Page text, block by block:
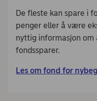
De fleste kan spare i
penger eller å være
nyttig informasjon om
fondssparer.
Les om fond for